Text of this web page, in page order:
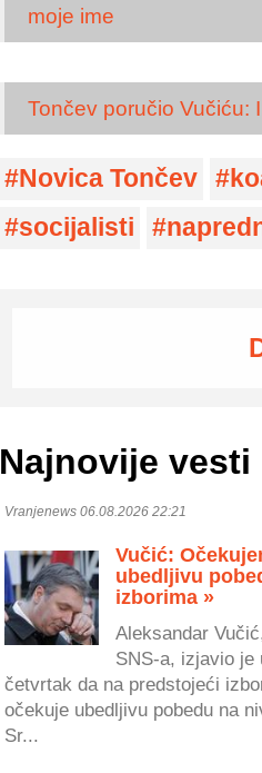
moje ime
Tončev poručio Vučiću:
Novica Tončev
socijalisti
Najnovije vesti
Vranjenews 06.08.2026 22:21
Vučić:
ubedljivu
izborima »
Aleksandar
SNS-a, izjavio je
četvrtak da na predstojeći
očekuje ubedljivu pobedu na
Sr...